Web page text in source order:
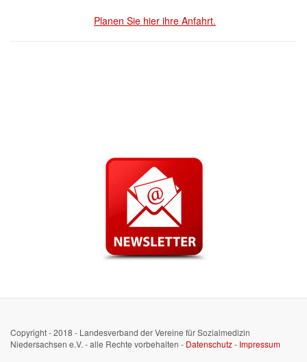
Planen Sie hier ihre Anfahrt.
Copyright - 2018 - Landesverband der Vereine für Sozialmedizin
Niedersachsen e.V. - alle Rechte vorbehalten - Datenschutz- Impressum